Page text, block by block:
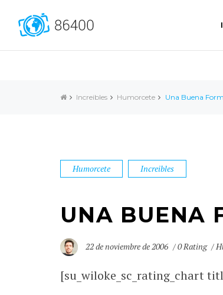
Increibles Humorcete Una Buena
Humorcete Increibles
UNA BUENA
22 de noviembre de 2006 0 Rating
[su_wiloke_sc_rating_chart